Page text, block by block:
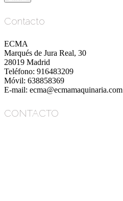
Contacto
ECMA
Marqués de Jura Real, 30
28019 Madrid
Teléfono: 916483209
Móvil: 638858369
E-mail: ecma@ecmamaquinaria.com
CONTACTO